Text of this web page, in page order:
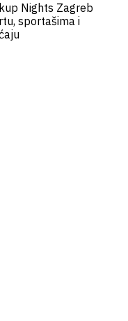
Nights Zagreb
sportašima i